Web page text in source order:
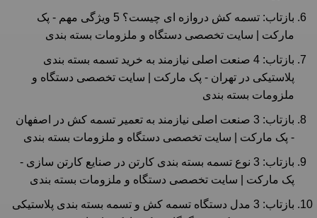
بازتاب:
تسمه کش دروازه ای چیست؟ 5 ویژگی مهم - پک
مارکت | سایت تخصصی دستگاه و ملزومات بسته بندی
بازتاب:
4 صنعت اصلی نیازمند به خرید تسمه بسته بندی
پلاستیکی در تهران - پک مارکت | سایت تخصصی دستگاه و
ملزومات بسته بندی
بازتاب:
3 صنعت اصلی نیازمند به تعمیر تسمه کش در اصفهان
- پک مارکت | سایت تخصصی دستگاه و ملزومات بسته بندی
بازتاب:
3 نوع تسمه بسته بندی کارتن در صنایع کارتن سازی -
پک مارکت | سایت تخصصی دستگاه و ملزومات بسته بندی
بازتاب:
3 مدل دستگاه تسمه کش و تسمه بسته بندی پلاستیکی